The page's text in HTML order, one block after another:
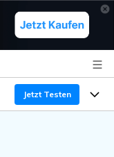
Jetzt Testen